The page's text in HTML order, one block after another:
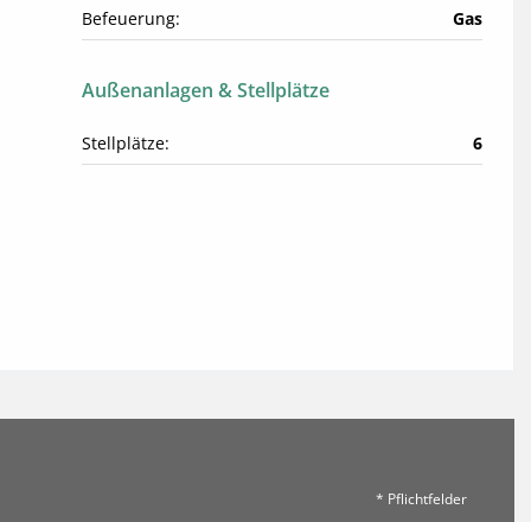
Befeuerung:
Gas
Außenanlagen & Stellplätze
Stellplätze: 6
* Pflichtfelder